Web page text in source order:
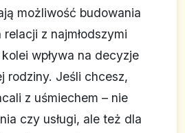
możliwość budowania
z najmłodszymi
wpływa na decyzje
rodziny. Jeśli chcesz,
z uśmiechem – nie
czy usługi, ale też dla